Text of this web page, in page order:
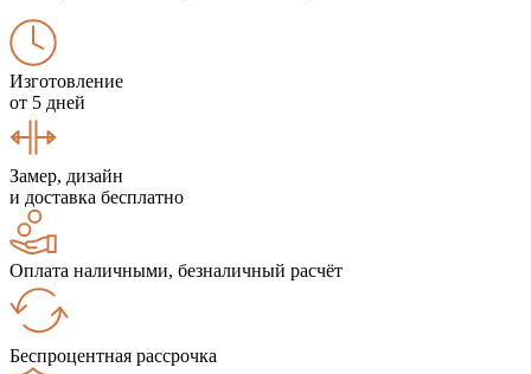
Изготовление
от 5 дней
Замер, дизайн
и доставка бесплатно
Оплата наличными, безналичный расчёт
Беспроцентная рассрочка